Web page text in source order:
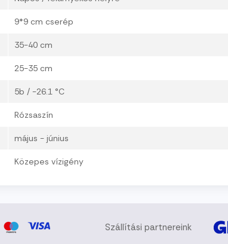
9*9 cm cserép
35-40 cm
25-35 cm
5b / -26.1 °C
Rózsaszín
május - június
Közepes vízigény
Szállítási partnereink